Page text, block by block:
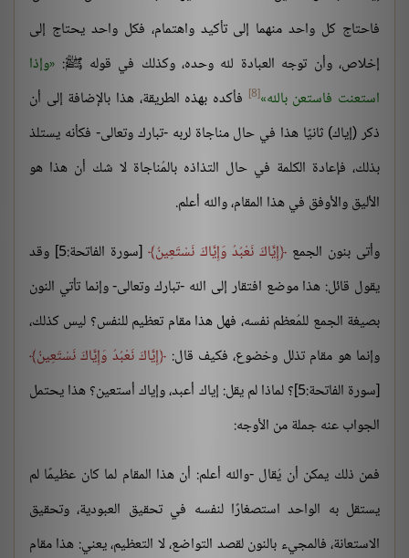
فاحتاج كل واحد منهما إلى تأكيد واهتمام، فكل واحد يحتاج إلى
إخلاص، وأن توجه العبادة لله وحده، وكذلك في قوله ﷺ: وإذا
استعنت فاستعن بالله [8]
فأكده بهذه الطريقة، هذا بالإضافة إلى أن
ذكر (إياك) ثانيًا هذا في حال مناجاة لربه -تبارك وتعالى- فكأنه يستلذ
بذلك، فإعادة الكلمة في حال التذاذه بالمُناجاة لا شك أن هذا هو
الأليق والأوفق في هذا المقام، والله أعلم.
وأتى بنون الجمع إِيَّاكَ نَعْبُدُ وَإِيَّاكَ نَسْتَعِينُ
[سورة الفاتحة:5] وقد
يقول قائل: هذا موضع افتقار إلى الله -تبارك وتعالى- وإنما تأتي النون
بصيغة الجمع للمُعظم نفسه، فهل هذا مقام تعظيم للنفس؟ ليس كذلك،
وإنما هو مقام تذلل وخضوع، فكيف قال: إِيَّاكَ نَعْبُدُ وَإِيَّاكَ نَسْتَعِينُ
[سورة الفاتحة:5]؟ لماذا لم يقل: إياك أعبد، وإياك أستعين؟ هذا يحتمل
الجواب عنه جملة من الأوجه:
فمن ذلك يمكن أن يُقال -والله أعلم: أن هذا المقام لما كان عظيمًا لم
يستقل به الواحد استصغارًا لنفسه في تحقيق العبودية، وتحقيق
الاستعانة، فالمجيء بالنون لقصد التواضع، لا التعظيم، يعني: هذا مقام